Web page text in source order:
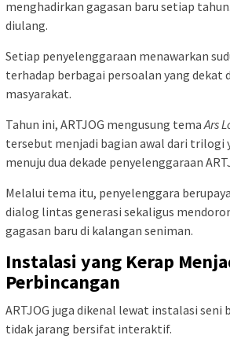
menghadirkan gagasan baru setiap
diulang.
Setiap penyelenggaraan menawarkan
terhadap berbagai persoalan yang dekat
masyarakat.
Tahun ini, ARTJOG mengusung tema Ars
tersebut menjadi bagian awal dari trilogi
menuju dua dekade penyelenggaraan
Melalui tema itu, penyelenggara
dialog lintas generasi sekaligus
gagasan baru di kalangan seniman.
Instalasi yang Kerap
Perbincangan
ARTJOG juga dikenal lewat instalasi seni
tidak jarang bersifat interaktif.